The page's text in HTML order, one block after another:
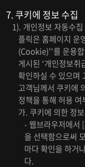
7. 쿠키에 정보 수집
1). 개인정보 자동수
플릭은 홈페이지 운
(Cookie)''를 운용합
게시된 ‘개인정보취
확인하실 수 있으며
고객님께서 쿠키에
정책을 통해 허용
가. 쿠키에 의한 정
- 웹브라우저에서
을 선택함으로써
마다 확인을 하거
다.